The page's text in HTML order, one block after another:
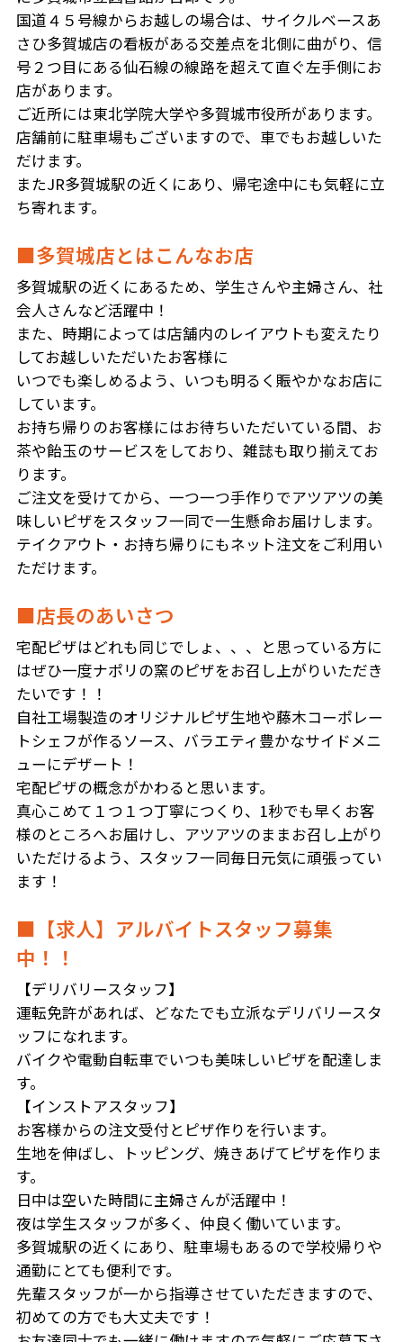
国道４５号線からお越しの場合は、サイクルベースあ
さひ多賀城店の看板がある交差点を北側に曲がり、信
号２つ目にある仙石線の線路を超えて直ぐ左手側にお
店があります。
ご近所には東北学院大学や多賀城市役所があります。
店舗前に駐車場もございますので、車でもお越しいた
だけます。
またJR多賀城駅の近くにあり、帰宅途中にも気軽に立
ち寄れます。
■多賀城店とはこんなお店
多賀城駅の近くにあるため、学生さんや主婦さん、社
会人さんなど活躍中！
また、時期によっては店舗内のレイアウトも変えたり
してお越しいただいたお客様に
いつでも楽しめるよう、いつも明るく賑やかなお店に
しています。
お持ち帰りのお客様にはお待ちいただいている間、お
茶や飴玉のサービスをしており、雑誌も取り揃えてお
ります。
ご注文を受けてから、一つ一つ手作りでアツアツの美
味しいピザをスタッフ一同で一生懸命お届けします。
テイクアウト・お持ち帰りにもネット注文をご利用い
ただけます。
■店長のあいさつ
宅配ピザはどれも同じでしょ、、、と思っている方に
はぜひ一度ナポリの窯のピザをお召し上がりいただき
たいです！！
自社工場製造のオリジナルピザ生地や藤木コーポレー
トシェフが作るソース、バラエティ豊かなサイドメニ
ューにデザート！
宅配ピザの概念がかわると思います。
真心こめて１つ１つ丁寧につくり、1秒でも早くお客
様のところへお届けし、アツアツのままお召し上がり
いただけるよう、スタッフ一同毎日元気に頑張ってい
ます！
■【求人】アルバイトスタッフ募集
中！！
【デリバリースタッフ】
運転免許があれば、どなたでも立派なデリバリースタ
ッフになれます。
バイクや電動自転車でいつも美味しいピザを配達しま
す。
【インストアスタッフ】
お客様からの注文受付とピザ作りを行います。
生地を伸ばし、トッピング、焼きあげてピザを作りま
す。
日中は空いた時間に主婦さんが活躍中！
夜は学生スタッフが多く、仲良く働いています。
多賀城駅の近くにあり、駐車場もあるので学校帰りや
通勤にとても便利です。
先輩スタッフが一から指導させていただきますので、
初めての方でも大丈夫です！